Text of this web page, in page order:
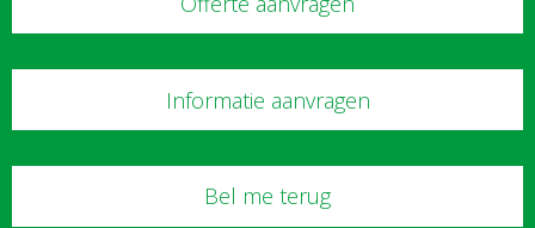
Informatie aanvragen
Bel me terug